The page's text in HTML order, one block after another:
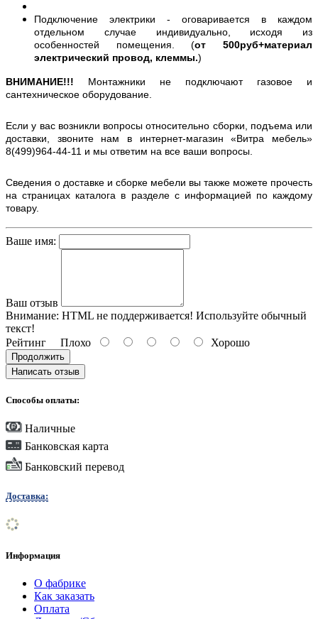
Подключение электрики - оговаривается в каждом
отдельном случае индивидуально, исходя из
особенностей помещения. (от 500руб+материал
электрический провод, клеммы.)
ВНИМАНИЕ!!! Монтажники не подключают газовое и
сантехническое оборудование.
Если у вас возникли вопросы относительно сборки, подъема или
доставки, звоните нам в интернет-магазин «Витра мебель»
8(499)964-44-11 и мы ответим на все ваши вопросы.
Сведения о доставке и сборке мебели вы также можете прочесть
на страницах каталога в разделе с информацией по каждому
товару.
Ваше имя:
Ваш отзыв
Внимание: HTML не поддерживается! Используйте обычный
текст!
Рейтинг Плохо Хорошо
Продолжить
Написать отзыв
Способы оплаты:
Наличные
Банковская карта
Банковский перевод
Доставка:
Информация
О фабрике
Как заказать
Оплата